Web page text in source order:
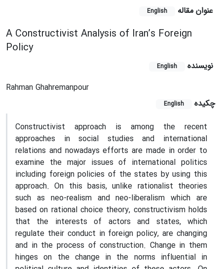
عنوان مقاله English
A Constructivist Analysis of Iran’s Foreign
Policy
نویسنده English
Rahman Ghahremanpour
چکیده
English
Constructivist approach is among the recent
approaches in social studies and international
relations and nowadays efforts are made in order to
examine the major issues of international politics
including foreign policies of the states by using this
approach. On this basis, unlike rationalist theories
such as neo-realism and neo-liberalism which are
based on rational choice theory, constructivism holds
that the interests of actors and states, which
regulate their conduct in foreign policy, are changing
and in the process of construction. Change in them
hinges on the change in the norms influential in